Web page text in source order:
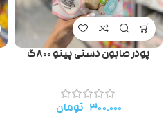
پودر صابون دستی پینو ۸۰۰گ
۳۰۰.۰۰۰ تومان